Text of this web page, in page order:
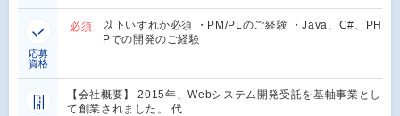
応募
資格
必須
以下いずれか必須 ・PM/PLのご経験 ・Java、C#、PH
Pでの開発のご経験
【会社概要】 2015年、Webシステム開発受託を基軸事業とし
て創業されました。 代…